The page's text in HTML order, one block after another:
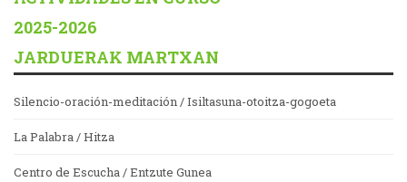
2025-2026
JARDUERAK MARTXAN
Silencio-oración-meditación / Isiltasuna-otoitza-gogoeta
La Palabra / Hitza
Centro de Escucha / Entzute Gunea